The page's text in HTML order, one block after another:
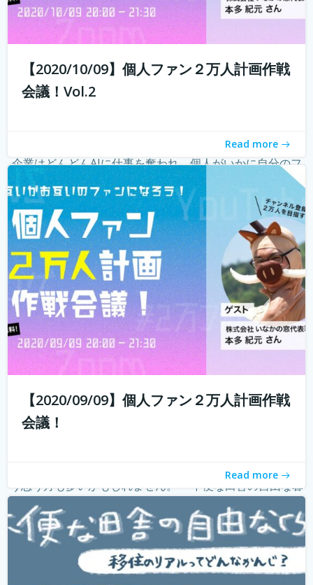
【2020/10/09】個人ファン２万人計画作戦
会議！Vol.2
Read more
たことを薄々感じている方も多いのではないでしょうか？
企業はどんどんAIに仕事を奪われ、個人がいかに自分のフ
ァンを増やしていく...
【2020/09/09】個人ファン２万人計画作戦
会議！
Read more
withコロナ時代に入り、オンライン化が加速化すること
きました。 でも、田舎に自分が好きな仕事ってあるの？そ
う思う方も多いかもしれません。 「不便な田舎の自由な暮
らし」では、田舎で自分らし...
続きを読む